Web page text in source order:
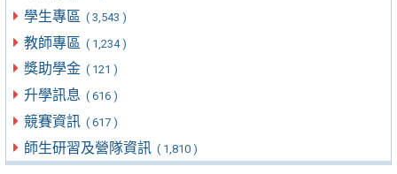
學生專區 ( 3,543 )
教師專區 ( 1,234 )
獎助學金 ( 121 )
升學訊息 ( 616 )
競賽資訊 ( 617 )
師生研習及營隊資訊 ( 1,810 )